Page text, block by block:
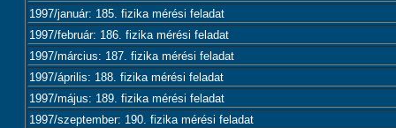
1997/január: 185. fizika mérési feladat
1997/február: 186. fizika mérési feladat
1997/március: 187. fizika mérési feladat
1997/április: 188. fizika mérési feladat
1997/május: 189. fizika mérési feladat
1997/szeptember: 190. fizika mérési feladat